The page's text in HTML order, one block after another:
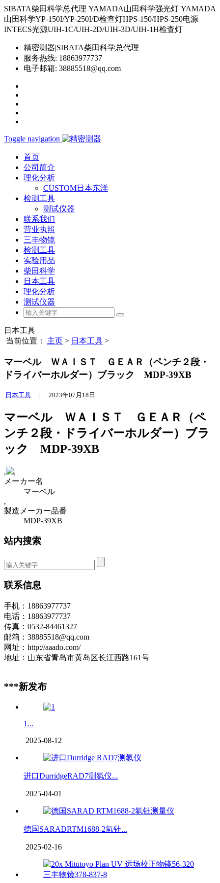
SIBATA柴田科学总代理 YAMADA山田科学强光灯 YAMADA
山田科学YP-150I/YP-250I/D检查灯HPS-150/HPS-250电源
INTECS光源UIH-1C/UIH-2D/UIH-3D/UIH-1H检查灯
精密测器|SIBATA柴田科学总代理
服务热线: 18863977737
电子邮箱: 38885518@qq.com
Toggle navigation
首页
公司简介
理化分析
CUSTOM日本东洋
检测工具
测试仪器
联系我们
营业执照
三丰物镜
检测工具
实验用品
柴田科学
日本工具
理化分析
测试仪器
日本工具
当前位置： 主页 > 日本工具 >
マーベル ＷＡＩＳＴ ＧＥＡＲ（ペンチ２段・
ドライバーホルダー）ブラック MDP-39XB
日本工具 | 2023年07月18日
マーベル ＷＡＩＳＴ ＧＥＡＲ（ペ
ンチ２段・ドライバーホルダー）ブラ
ック MDP-39XB
,
,
メーカー名
マーベル
,
製造メーカー品番
MDP-39XB
站内搜索
联系信息
手机：18863977737
电话：18863977737
传真：0532-84461327
邮箱：38885518@qq.com
网址：http://aaado.com/
地址：山东省青岛市黄岛区长江西路161号
***新发布
1...
2025-08-12
进口DurridgeRAD7测氡仪...
2025-04-01
德国SARADRTM1688-2氡钍...
2025-02-16